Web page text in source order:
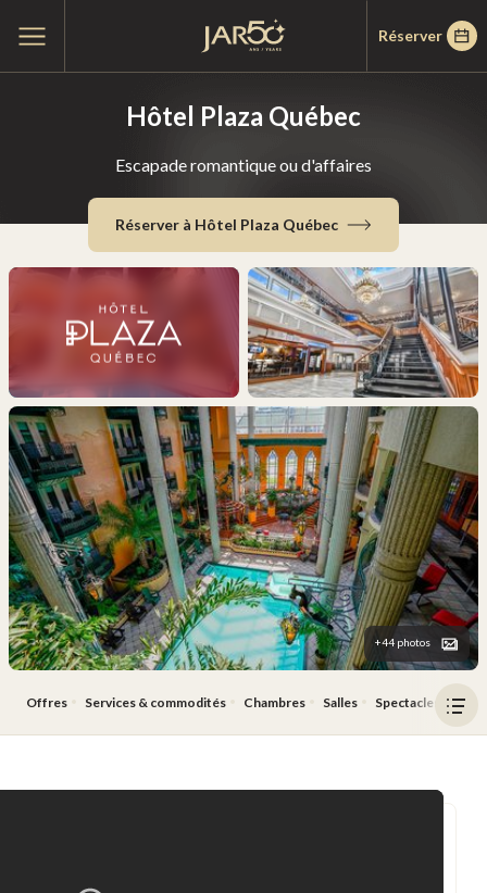
au
contenumenu
Réserver
Hôtel Plaza Québec
Escapade romantique ou d'affaires
Réserver à Hôtel Plaza Québec
+44 photos
Offres Services & commodités Chambres Salles Spectacles
le